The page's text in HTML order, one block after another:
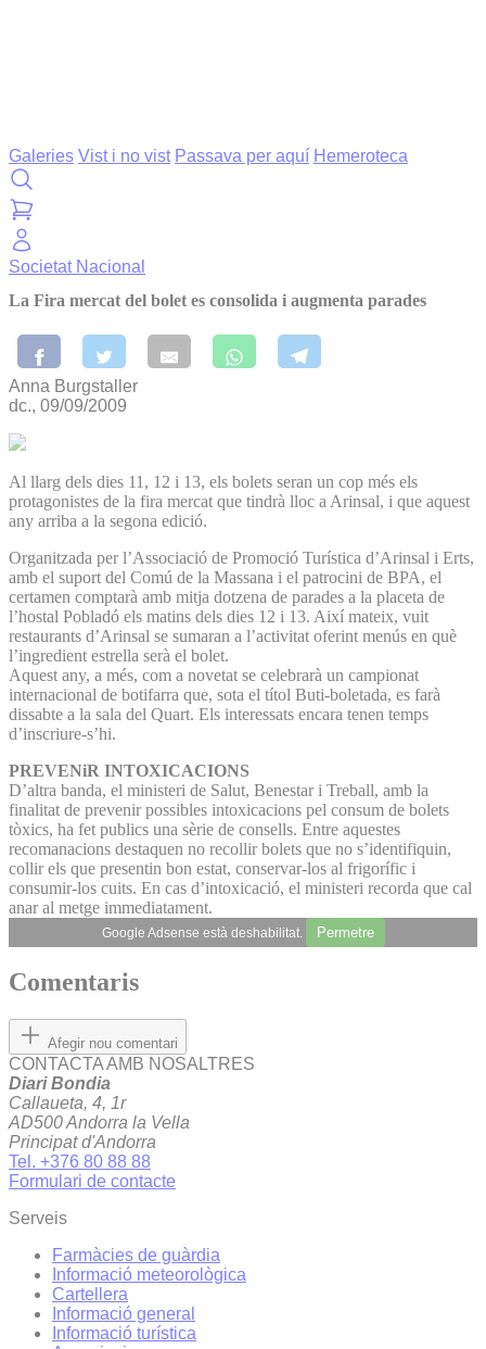
Galeries Vist i no vist Passava per aquí Hemeroteca
Societat Nacional
La Fira mercat del bolet es consolida i augmenta parades
Anna Burgstaller
dc., 09/09/2009
Al llarg dels dies 11, 12 i 13, els bolets seran un cop més els
protagonistes de la fira mercat que tindrà lloc a Arinsal, i que aquest
any arriba a la segona edició.
Organitzada per l’Associació de Promoció Turística d’Arinsal i Erts,
amb el suport del Comú de la Massana i el patrocini de BPA, el
certamen comptarà amb mitja dotzena de parades a la placeta de
l’hostal Pobladó els matins dels dies 12 i 13. Així mateix, vuit
restaurants d’Arinsal se sumaran a l’activitat oferint menús en què
l’ingredient estrella serà el bolet.
Aquest any, a més, com a novetat se celebrarà un campionat
internacional de botifarra que, sota el títol Buti-boletada, es farà
dissabte a la sala del Quart. Els interessats encara tenen temps
d’inscriure-s’hi.
PREVENiR INTOXICACIONS
D’altra banda, el ministeri de Salut, Benestar i Treball, amb la
finalitat de prevenir possibles intoxicacions pel consum de bolets
tòxics, ha fet publics una sèrie de consells. Entre aquestes
recomanacions destaquen no recollir bolets que no s’identifiquin,
collir els que presentin bon estat, conservar-los al frigorífic i
consumir-los cuits. En cas d’intoxicació, el ministeri recorda que cal
anar al metge immediatament.
Google Adsense està deshabilitat. Permetre
Comentaris
Afegir nou comentari
CONTACTA AMB NOSALTRES
Diari Bondia
Callaueta, 4, 1r
AD500 Andorra la Vella
Principat d'Andorra
Tel. +376 80 88 88
Formulari de contacte
Serveis
Farmàcies de guàrdia
Informació meteorològica
Cartellera
Informació general
Informació turística